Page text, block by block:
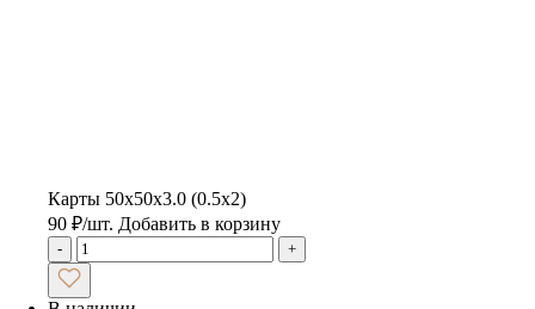
Карты 50х50х3.0 (0.5х2)
90 ₽/шт. Добавить в корзину
- +